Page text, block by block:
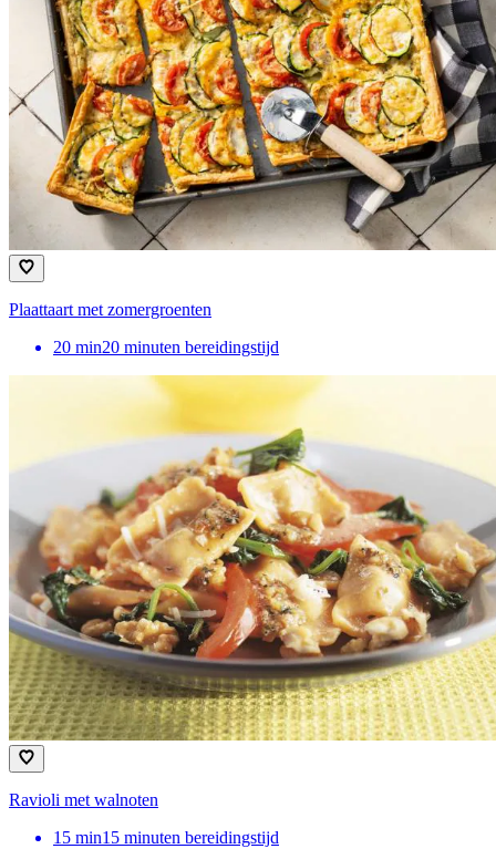
Plaattaart met zomergroenten
20 min20 minuten bereidingstijd
Ravioli met walnoten
15 min15 minuten bereidingstijd